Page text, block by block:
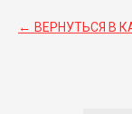
ВЕРНУТЬСЯ В